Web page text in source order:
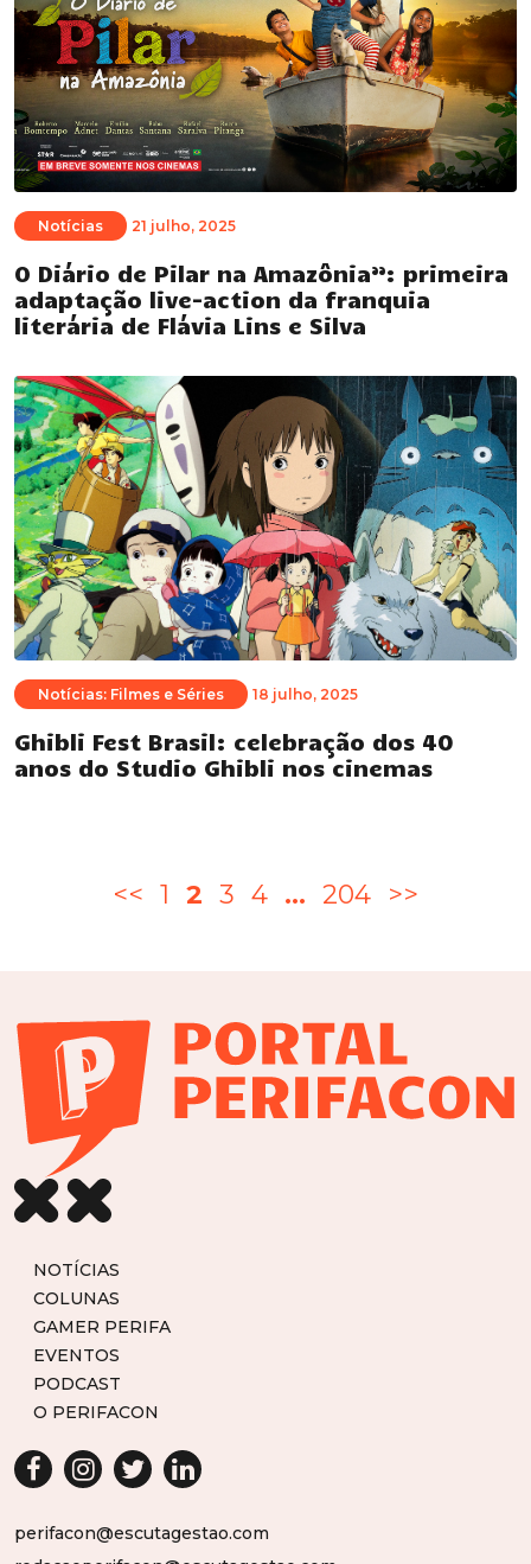
Notícias 21 julho, 2025
O Diário de Pilar na Amazônia”: primeira
adaptação live-action da franquia
literária de Flávia Lins e Silva
Notícias: Filmes e Séries 18 julho, 2025
Ghibli Fest Brasil: celebração dos 40
anos do Studio Ghibli nos cinemas
Paginação
<< 1 2 3 4 … 204 >>
NOTÍCIAS
COLUNAS
GAMER PERIFA
EVENTOS
PODCAST
O PERIFACON
perifacon@escutagestao.com